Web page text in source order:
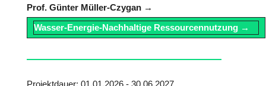
Prof. Günter Müller-Czygan
Wasser-Energie-Nachhaltige Ressourcennutzung
Projektdauer: 01.01.2026 - 30.06.2027